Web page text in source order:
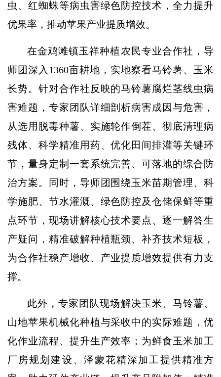
虫、红蜘蛛等病虫害绿色防控技术，全力提升
优果率，推动苹果产业提质增效。
在金鸡滩镇玉祥种植农民专业合作社，导
师团深入1360亩耕地，实地察看马铃薯、玉米
长势。针对合作社反映的马铃薯腐烂茎线虫病
害难题，专家团队详细剖析病害成因与危害，
从选用脱毒种薯、实施轮作倒茬、彻底清理病
残体、科学精准用药、优化田间排灌等关键环
节，量身定制一套系统完善、可落地的综合防
治方案。同时，导师团围绕玉米苗期管理、科
学施肥、节水灌溉、绿色防控及仓储保鲜等重
点环节，现场讲解核心技术要点、逐一解答生
产疑问，精准破解种植瓶颈、补齐技术短板，
为合作社稳产增收、产业提质增效提供有力支
撑。
此外，专家团队现场解决玉米、马铃薯、
山地苹果机械化种植与采收中的实际难题，优
化作业流程、提升生产效率；为鲜食玉米加工
厂房规划建设、泽蒙花精深加工提供精准方